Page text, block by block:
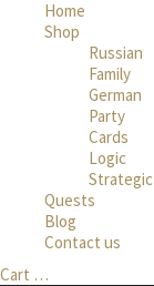
Home
Shop
Russian
Family
German
Party
Cards
Logic
Strategic
Quests
Blog
Contact us
Cart …